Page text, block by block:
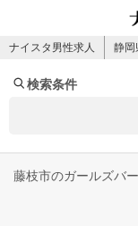
ナイスタ男性求人 静岡
検索条件
藤枝市のガールズバ